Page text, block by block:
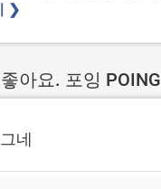
❯
아요. 포잉 POING
네